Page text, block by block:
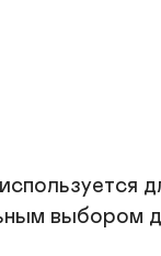
выбором